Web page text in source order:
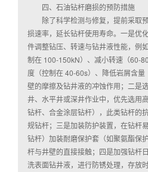
四、石油钻杆磨损的预防措施
除了科学检测与修复，提前采取
损速率，延长钻杆使用寿命。一是优
件调整钻压、转速与钻井液性能，例
制在 100-150kN）、减小转速（60-
度（控制在 40-60s）、降低岩屑含
壁的摩擦及钻井液的冲蚀作用；二是
井、水平井或深井作业中，优先选用
钻杆、合金涂层钻杆），此类钻杆的
规钻杆；三是加装防护装置，在钻杆
钻杆）加装耐磨保护套（如聚氨酯保
杆与井壁的直接接触；四是加强钻杆
洗表面钻井液，进行防锈处理，存放